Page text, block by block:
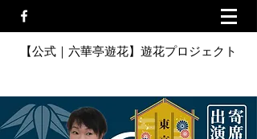
【公式｜六華亭遊花】遊花プロジェクト